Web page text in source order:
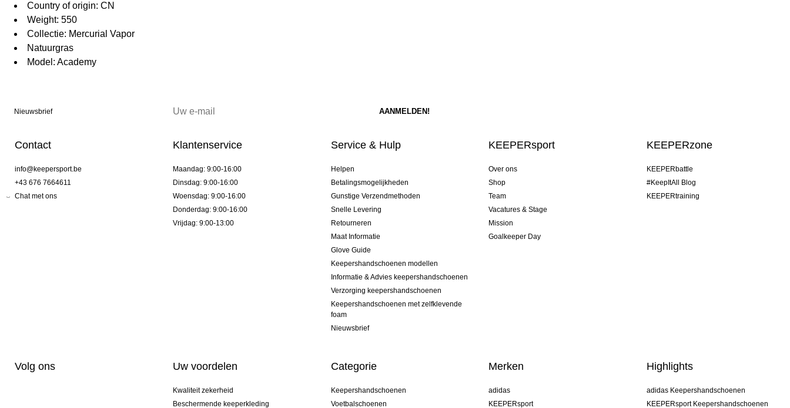
Country of origin: CN
Weight: 550
Collectie: Mercurial Vapor
Natuurgras
Model: Academy
Nieuwsbrief
Contact
info@keepersport.be
+43 676 7664611
Chat met ons
Klantenservice
Maandag: 9:00-16:00
Dinsdag: 9:00-16:00
Woensdag: 9:00-16:00
Donderdag: 9:00-16:00
Vrijdag: 9:00-13:00
Service & Hulp
Helpen
Betalingsmogelijkheden
Gunstige Verzendmethoden
Snelle Levering
Retourneren
Maat Informatie
Glove Guide
Keepershandschoenen modellen
Informatie & Advies keepershandschoenen
Verzorging keepershandschoenen
Keepershandschoenen met zelfklevende
foam
Nieuwsbrief
KEEPERsport
Over ons
Shop
Team
Vacatures & Stage
Mission
Goalkeeper Day
KEEPERzone
KEEPERbattle
#KeepItAll Blog
KEEPERtraining
Volg ons Uw voordelen
Kwaliteit zekerheid
Beschermende keeperkleding
Categorie
Keepershandschoenen
Voetbalschoenen
Merken
adidas
KEEPERsport
Highlights
adidas Keepershandschoenen
KEEPERsport Keepershandschoenen